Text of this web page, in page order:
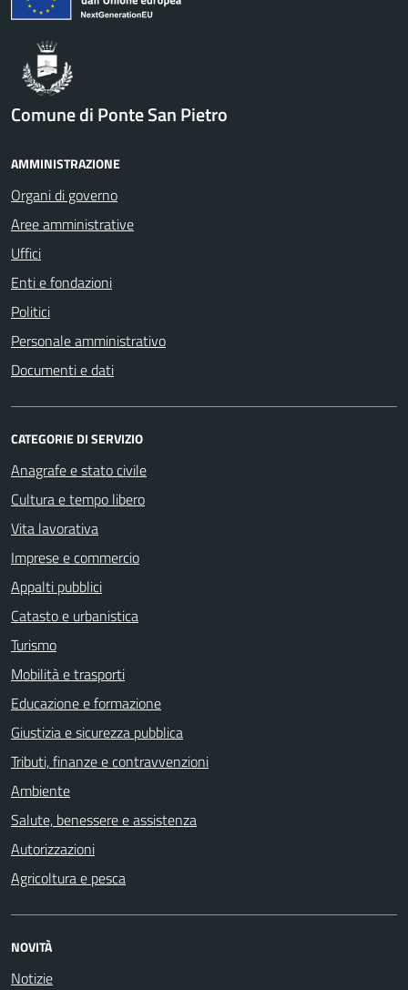
Comune di Ponte San Pietro
AMMINISTRAZIONE
Organi di governo
Aree amministrative
Uffici
Enti e fondazioni
Politici
Personale amministrativo
Documenti e dati
CATEGORIE DI SERVIZIO
Anagrafe e stato civile
Cultura e tempo libero
Vita lavorativa
Imprese e commercio
Appalti pubblici
Catasto e urbanistica
Turismo
Mobilità e trasporti
Educazione e formazione
Giustizia e sicurezza pubblica
Tributi, finanze e contravvenzioni
Ambiente
Salute, benessere e assistenza
Autorizzazioni
Agricoltura e pesca
NOVITÀ
Notizie